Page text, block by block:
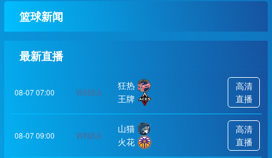
篮球新闻
最新直播
08-07 07:00 WNBA
狂热
王牌
高清
直播
08-07 09:00 WNBA
山猫
火花
高清
直播